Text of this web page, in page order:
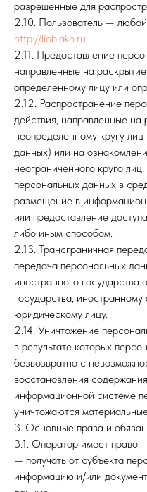
разрешенные для
2.10. Пользователь —
http://lioblako.ru
2.11. Предоставление
направленные на
определенному лицу или
2.12. Распространение
действия, направленные
неопределенному кругу
данных) или на
неограниченного круга
персональных данных в
размещение в
или предоставление
либо иным способом.
2.13. Трансграничная
передача персональных
иностранного государства
государства,
юридическому лицу.
2.14. Уничтожение
в результате которых
безвозвратно с
восстановления
информационной системе
уничтожаются
3. Основные права и
3.1. Оператор имеет право:
— получать от субъекта
информацию и/или